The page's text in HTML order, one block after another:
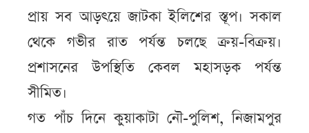
প্রায় সব আড়ৎয়ে জাটকা ইলিশের স্তূপ। সকাল
থেকে গভীর রাত পর্যন্ত চলছে ক্রয়-বিক্রয়।
প্রশাসনের উপস্থিতি কেবল মহাসড়ক পর্যন্ত
সীমিত।
গত পাঁচ দিনে কুয়াকাটা নৌ-পুলিশ, নিজামপুর